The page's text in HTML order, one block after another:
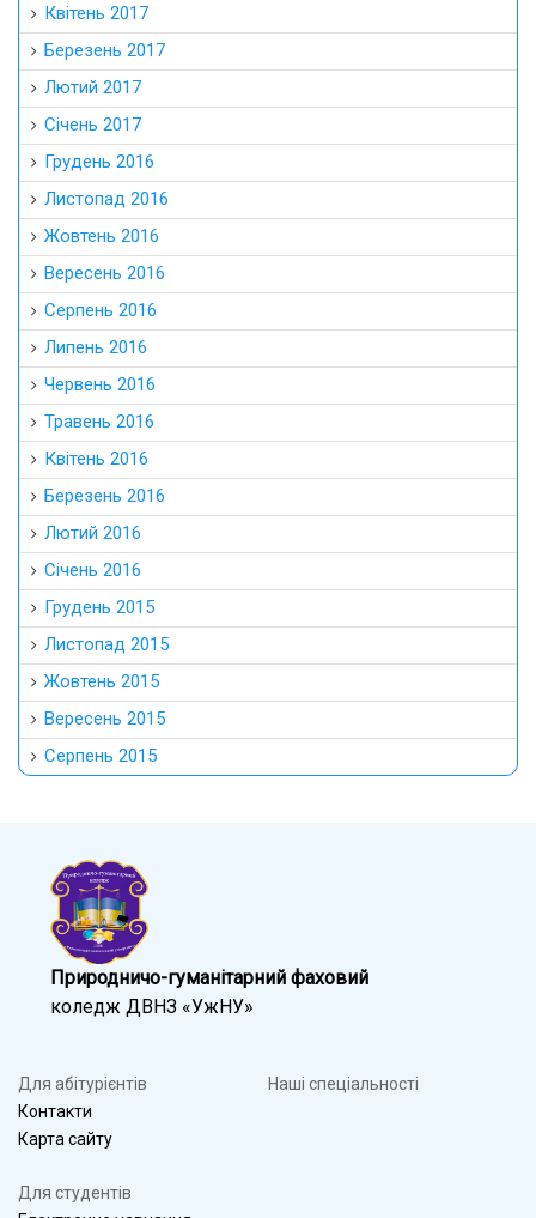
Квітень 2017
Березень 2017
Лютий 2017
Січень 2017
Грудень 2016
Листопад 2016
Жовтень 2016
Вересень 2016
Серпень 2016
Липень 2016
Червень 2016
Травень 2016
Квітень 2016
Березень 2016
Лютий 2016
Січень 2016
Грудень 2015
Листопад 2015
Жовтень 2015
Вересень 2015
Серпень 2015
Природничо-гуманітарний фаховий
коледж ДВНЗ «УжНУ»
Для абітурієнтів
Контакти
Карта сайту
Наші спеціальності
Для студентів